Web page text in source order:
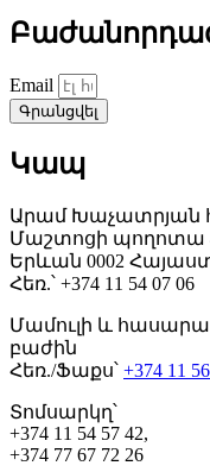
Email
Գրանցվել
Կապ
Արամ Խաչատրյան
Մաշտոցի պողոտա
Երևան 0002
Հեռ.՝ +374 11 54 07 06
Մամուլի և
բաժին
Հեռ./Ֆաքս՝ +374 11
Տոմսարկղ՝
+374 11 54 57 42,
+374 77 67 72 26